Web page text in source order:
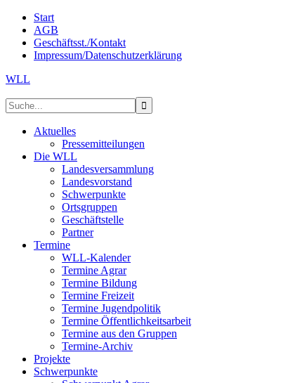
Start
AGB
Geschäftsst./Kontakt
Impressum/Datenschutzerklärung
WLL
Aktuelles
Pressemitteilungen
Die WLL
Landesversammlung
Landesvorstand
Schwerpunkte
Ortsgruppen
Geschäftstelle
Partner
Termine
WLL-Kalender
Termine Agrar
Termine Bildung
Termine Freizeit
Termine Jugendpolitik
Termine Öffentlichkeitsarbeit
Termine aus den Gruppen
Termine-Archiv
Projekte
Schwerpunkte